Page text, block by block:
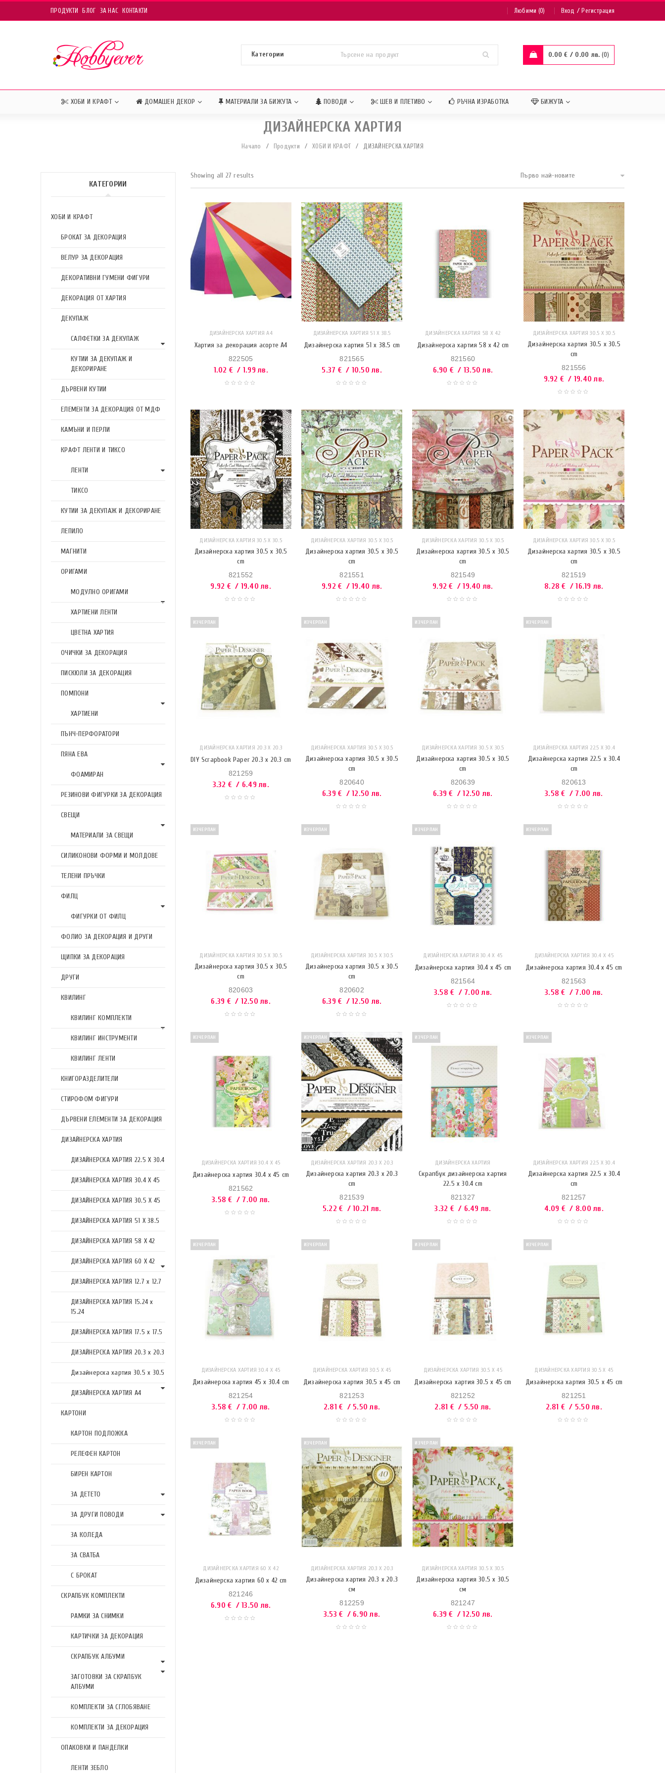
ПРОДУКТИ БЛОГ ЗА НАС КОНТАКТИ Любими (0) Вход /Регистрация
0.00€ / 0.00 лв. 0
ХОБИ И КРАФТ ДОМАШЕН ДЕКОР МАТЕРИАЛИ ЗА БИЖУТА ПОВОДИ ШЕВ И ПЛЕТИВО РЪЧНА ИЗРАБОТКА БИЖУТА
ДИЗАЙНЕРСКА ХАРТИЯ
Начало / Продукти / ХОБИ И КРАФТ / ДИЗАЙНЕРСКА ХАРТИЯ
КАТЕГОРИИ
ХОБИ И КРАФТ
БРОКАТ ЗА ДЕКОРАЦИЯ
ВЕЛУР ЗА ДЕКОРАЦИЯ
ДЕКОРАТИВНИ ГУМЕНИ ФИГУРИ
ДЕКОРАЦИЯ ОТ ХАРТИЯ
ДЕКУПАЖ
САЛФЕТКИ ЗА ДЕКУПАЖ
КУТИИ ЗА ДЕКУПАЖ И
ДЕКОРИРАНЕ
ДЪРВЕНИ КУТИИ
ЕЛЕМЕНТИ ЗА ДЕКОРАЦИЯ ОТ МДФ
КАМЪНИ И ПЕРЛИ
КРАФТ ЛЕНТИ И ТИКСО
ЛЕНТИ
ТИКСО
КУТИИ ЗА ДЕКУПАЖ И ДЕКОРИРАНЕ
ЛЕПИЛО
МАГНИТИ
ОРИГАМИ
МОДУЛНО ОРИГАМИ
ХАРТИЕНИ ЛЕНТИ
ЦВЕТНА ХАРТИЯ
ОЧИЧКИ ЗА ДЕКОРАЦИЯ
ПИСКЮЛИ ЗА ДЕКОРАЦИЯ
ПОМПОНИ
ХАРТИЕНИ
ПЪНЧ-ПЕРФОРАТОРИ
ПЯНА ЕВА
ФОАМИРАН
РЕЗИНОВИ ФИГУРКИ ЗА ДЕКОРАЦИЯ
СВЕЩИ
МАТЕРИАЛИ ЗА СВЕЩИ
СИЛИКОНОВИ ФОРМИ И МОЛДОВЕ
ТЕЛЕНИ ПРЪЧКИ
ФИЛЦ
ФИГУРКИ ОТ ФИЛЦ
ФОЛИО ЗА ДЕКОРАЦИЯ И ДРУГИ
ЩИПКИ ЗА ДЕКОРАЦИЯ
ДРУГИ
КВИЛИНГ
КВИЛИНГ КОМПЛЕКТИ
КВИЛИНГ ИНСТРУМЕНТИ
КВИЛИНГ ЛЕНТИ
КНИГОРАЗДЕЛИТЕЛИ
СТИРОФОМ ФИГУРИ
ДЪРВЕНИ ЕЛЕМЕНТИ ЗА ДЕКОРАЦИЯ
ДИЗАЙНЕРСКА ХАРТИЯ
ДИЗАЙНЕРСКА ХАРТИЯ 22.5 X 30.4
ДИЗАЙНЕРСКА ХАРТИЯ 30.4 X 45
ДИЗАЙНЕРСКА ХАРТИЯ 30.5 X 45
ДИЗАЙНЕРСКА ХАРТИЯ 51 X 38.5
ДИЗАЙНЕРСКА ХАРТИЯ 58 X 42
ДИЗАЙНЕРСКА ХАРТИЯ 60 X 42
ДИЗАЙНЕРСКА ХАРТИЯ 12.7 x 12.7
ДИЗАЙНЕРСКА ХАРТИЯ 15.24 x
15.24
ДИЗАЙНЕРСКА ХАРТИЯ 17.5 х 17.5
ДИЗАЙНЕРСКА ХАРТИЯ 20.3 х 20.3
Дизайнерска хартия 30.5 х 30.5
ДИЗАЙНЕРСКА ХАРТИЯ А4
КАРТОНИ
КАРТОН ПОДЛОЖКА
РЕЛЕФЕН КАРТОН
БИРЕН КАРТОН
ЗА ДЕТЕТО
ЗА ДРУГИ ПОВОДИ
ЗА КОЛЕДА
ЗА СВАТБА
С БРОКАТ
СКРАПБУК КОМПЛЕКТИ
РАМКИ ЗА СНИМКИ
КАРТИЧКИ ЗА ДЕКОРАЦИЯ
СКРАПБУК АЛБУМИ
ЗАГОТОВКИ ЗА СКРАПБУК
АЛБУМИ
КОМПЛЕКТИ ЗА СГЛОБЯВАНЕ
КОМПЛЕКТИ ЗА ДЕКОРАЦИЯ
ОПАКОВКИ И ПАНДЕЛКИ
ЛЕНТИ ЗЕБЛО
Showing all 27 results Първо най-новите
ДИЗАЙНЕРСКА ХАРТИЯ А4
Хартия за декорация асорте A4
822505
1.02 € / 1.99 лв.
ДИЗАЙНЕРСКА ХАРТИЯ 51 X 38.5
Дизайнерска хартия 51 x 38.5 cm
821565
5.37 € / 10.50 лв.
ДИЗАЙНЕРСКА ХАРТИЯ 58 X 42
Дизайнерска хартия 58 x 42 cm
821560
6.90 € / 13.50 лв.
ДИЗАЙНЕРСКА ХАРТИЯ 30.5 Х 30.5
Дизайнерска хартия 30.5 x 30.5
cm
821556
9.92 € / 19.40 лв.
ДИЗАЙНЕРСКА ХАРТИЯ 30.5 Х 30.5
Дизайнерска хартия 30.5 x 30.5
cm
821552
9.92 € / 19.40 лв.
ДИЗАЙНЕРСКА ХАРТИЯ 30.5 Х 30.5
Дизайнерска хартия 30.5 x 30.5
cm
821551
9.92€ / 19.40 лв.
ДИЗАЙНЕРСКА ХАРТИЯ 30.5 Х 30.5
Дизайнерска хартия 30.5 x 30.5
cm
821549
9.92€ / 19.40 лв.
ДИЗАЙНЕРСКА ХАРТИЯ 30.5 Х 30.5
Дизайнерска хартия 30.5 x 30.5
cm
821519
8.28€ / 16.19 лв.
ИЗЧЕРПАН
ДИЗАЙНЕРСКА ХАРТИЯ 20.3 Х 20.3
DIY Scrapbook Paper 20.3 x 20.3 cm
821259
3.32 € / 6.49 лв.
ИЗЧЕРПАН
ДИЗАЙНЕРСКА ХАРТИЯ 30.5 Х 30.5
Дизайнерска хартия 30.5 x 30.5
cm
820640
6.39€ / 12.50 лв.
ИЗЧЕРПАН
ДИЗАЙНЕРСКА ХАРТИЯ 30.5 Х 30.5
Дизайнерска хартия 30.5 x 30.5
cm
820639
6.39€ / 12.50 лв.
ИЗЧЕРПАН
ДИЗАЙНЕРСКА ХАРТИЯ 22.5 X 30.4
Дизайнерска хартия 22.5 x 30.4
cm
820613
3.58€ / 7.00 лв.
ИЗЧЕРПАН
ДИЗАЙНЕРСКА ХАРТИЯ 30.5 Х 30.5
Дизайнерска хартия 30.5 x 30.5
cm
820603
6.39 € / 12.50 лв.
ИЗЧЕРПАН
ДИЗАЙНЕРСКА ХАРТИЯ 30.5 Х 30.5
Дизайнерска хартия 30.5 x 30.5
cm
820602
6.39€ / 12.50 лв.
ИЗЧЕРПАН
ДИЗАЙНЕРСКА ХАРТИЯ 30.4 X 45
Дизайнерска хартия 30.4 x 45 cm
821564
3.58€ / 7.00 лв.
ИЗЧЕРПАН
ДИЗАЙНЕРСКА ХАРТИЯ 30.4 X 45
Дизайнерска хартия 30.4 x 45 cm
821563
3.58€ / 7.00 лв.
ИЗЧЕРПАН
ДИЗАЙНЕРСКА ХАРТИЯ 30.4 X 45
Дизайнерска хартия 30.4 x 45 cm
821562
3.58€ / 7.00 лв.
ИЗЧЕРПАН
ДИЗАЙНЕРСКА ХАРТИЯ 20.3 Х 20.3
Дизайнерска хартия 20.3 x 20.3
cm
821539
5.22€ / 10.21 лв.
ИЗЧЕРПАН
ДИЗАЙНЕРСКА ХАРТИЯ
Скрапбук дизайнерска хартия
22.5 x 30.4 cm
821327
3.32 € / 6.49 лв.
ИЗЧЕРПАН
ДИЗАЙНЕРСКА ХАРТИЯ 22.5 X 30.4
Дизайнерска хартия 22.5 x 30.4
cm
821257
4.09 € / 8.00 лв.
ИЗЧЕРПАН
ДИЗАЙНЕРСКА ХАРТИЯ 30.4 X 45
Дизайнерска хартия 45 x 30.4 cm
821254
3.58€ / 7.00 лв.
ИЗЧЕРПАН
ДИЗАЙНЕРСКА ХАРТИЯ 30.5 X 45
Дизайнерска хартия 30.5 x 45 cm
821253
2.81€ / 5.50 лв.
ИЗЧЕРПАН
ДИЗАЙНЕРСКА ХАРТИЯ 30.5 X 45
Дизайнерска хартия 30.5 x 45 cm
821252
2.81 € / 5.50 лв.
ИЗЧЕРПАН
ДИЗАЙНЕРСКА ХАРТИЯ 30.5 X 45
Дизайнерска хартия 30.5 x 45 cm
821251
2.81 € / 5.50 лв.
ИЗЧЕРПАН
ДИЗАЙНЕРСКА ХАРТИЯ 60 X 42
Дизайнерска хартия 60 x 42 cm
821246
6.90€ / 13.50 лв.
ИЗЧЕРПАН
ДИЗАЙНЕРСКА ХАРТИЯ 20.3 Х 20.3
Дизайнерска хартия 20.3 x 20.3
см
812259
3.53€ / 6.90 лв.
ИЗЧЕРПАН
ДИЗАЙНЕРСКА ХАРТИЯ 30.5 Х 30.5
Дизайнерска хартия 30.5 x 30.5
см
821247
6.39€ / 12.50 лв.